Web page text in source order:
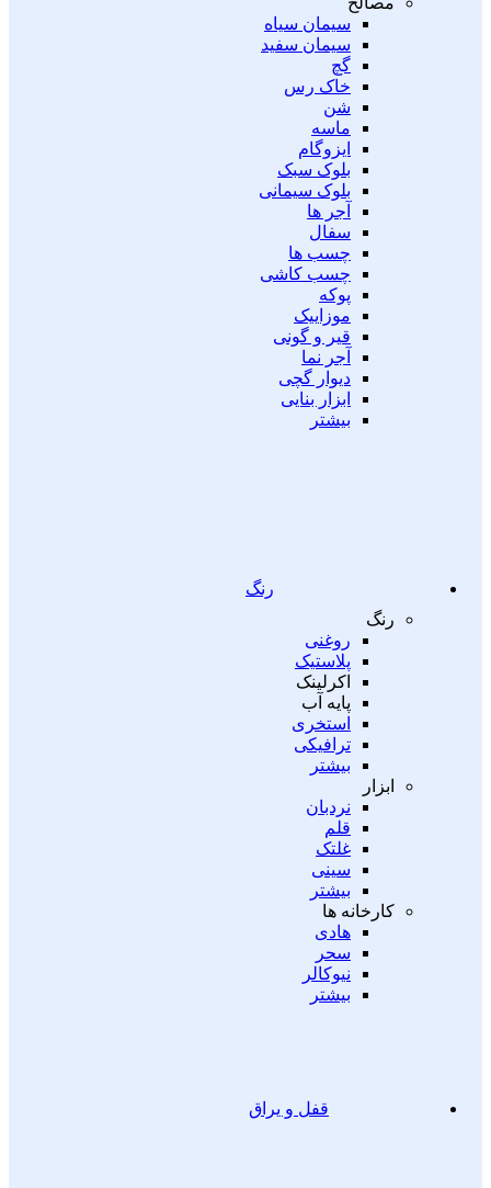
سیمان سیاه
سیمان سفید
گچ
خاک رس
شن
ماسه
ایزوگام
بلوک سبک
بلوک سیمانی
آجر ها
سفال
چسب ها
چسب کاشی
پوکه
موزاییک
قیر و گونی
آجر نما
دیوار گچی
ابزار بنایی
بیشتر
رنگ
رنگ
روغنی
پلاستیک
اکرلینک
پایه آب
استخری
ترافیکی
بیشتر
ابزار
نردبان
قلم
غلتک
سینی
بیشتر
کارخانه ها
هادی
سحر
نیوکالر
بیشتر
قفل و یراق